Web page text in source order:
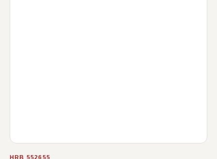
HRB 552655